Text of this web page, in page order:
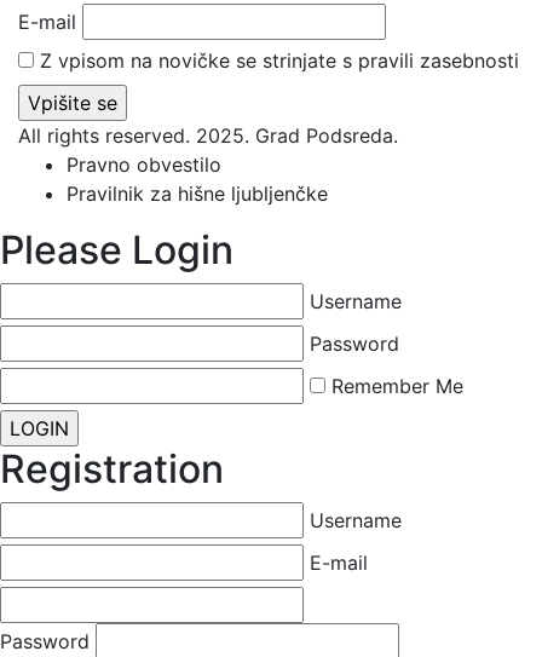
E-mail
Z vpisom na novičke se strinjate s pravili zasebnosti
All rights reserved. 2025. Grad Podsreda.
Pravno obvestilo
Pravilnik za hišne ljubljenčke
Please Login
Username
Password
Remember Me
Registration
Username
E-mail
Password